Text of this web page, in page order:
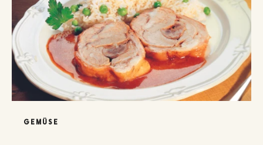
GEMÜSE